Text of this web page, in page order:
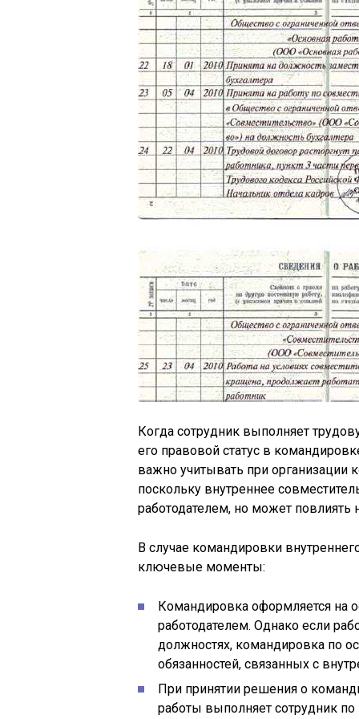
Когда сотрудник выполняет
его правовой статус в
важно учитывать при организации
поскольку внутреннее
работодателем, но может повлиять
В случае командировки
ключевые моменты:
Командировка оформляется на
работодателем. Однако если
должностях, командировка по
обязанностей, связанных с
При принятии решения о
работы выполняет сотрудник